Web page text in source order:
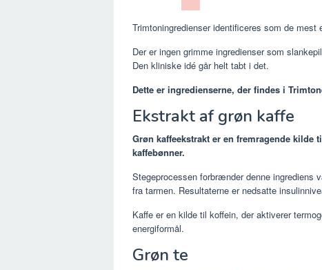
Trimtoningredienser identificeres som de
Der er ingen grimme ingredienser som
Den kliniske idé går helt tabt i det.
Dette er ingredienserne, der findes i
Ekstrakt af grøn kaffe
Grøn kaffeekstrakt er en fremragende
kaffebønner.
Stegeprocessen forbrænder denne
fra tarmen. Resultaterne er nedsatte
Kaffe er en kilde til koffein, der aktiverer
energiformål.
Grøn te